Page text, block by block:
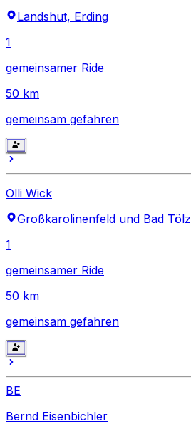
Landshut, Erding
1
gemeinsamer Ride
50 km
gemeinsam gefahren
Olli Wick
Großkarolinenfeld und Bad Tölz
1
gemeinsamer Ride
50 km
gemeinsam gefahren
BE
Bernd Eisenbichler